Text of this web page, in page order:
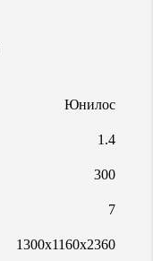
Юнилос
1.4
300
7
1300х1160х2360